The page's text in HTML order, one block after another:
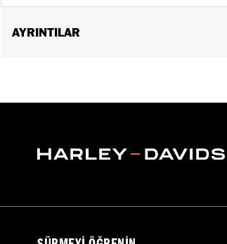
AYRINTILAR
WARRANTY:2 year limited warranty – Go